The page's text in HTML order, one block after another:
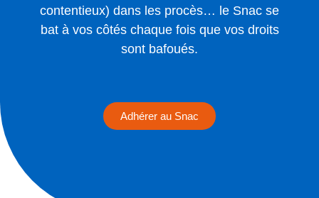
contentieux) dans les procès… le Snac se
bat à vos côtés chaque fois que vos droits
sont bafoués.
Adhérer au Snac